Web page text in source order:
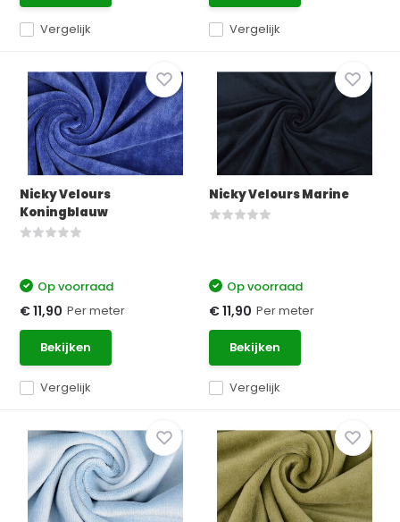
Vergelijk Vergelijk
Nicky Velours
Koningblauw
Vergelijk
Op voorraad
€ 11,90 Per meter
Bekijken
Nicky Velours Marine
Vergelijk
Op voorraad
€ 11,90 Per meter
Bekijken